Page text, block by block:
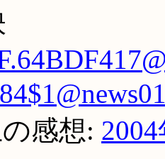
感想: